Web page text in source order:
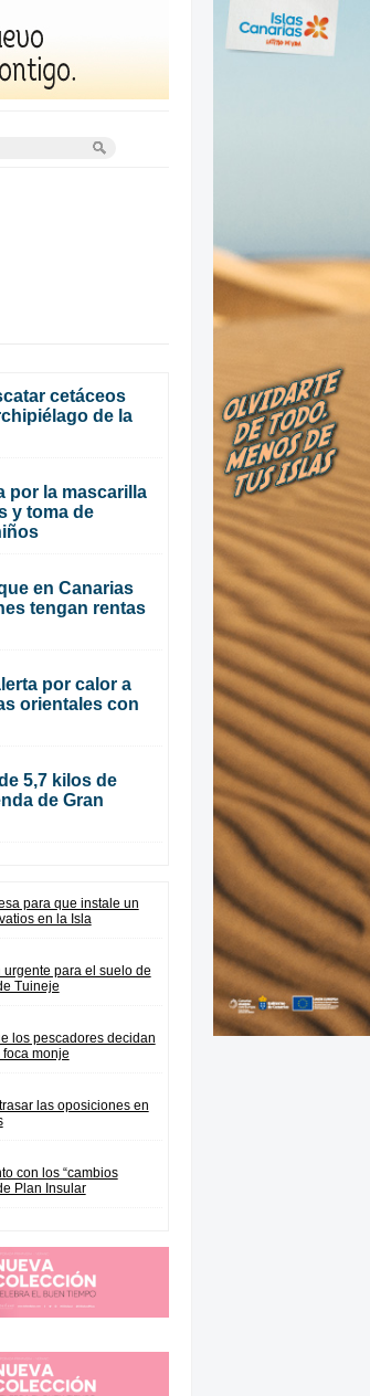
cetáceos
de la
por la mascarilla
y toma de
en Canarias
tengan rentas
por calor a
orientales con
5,7 kilos de
de Gran
para que instale un
en la Isla
para el suelo de
Tuineje
los pescadores decidan
monje
las oposiciones en
con los “cambios
Plan Insular